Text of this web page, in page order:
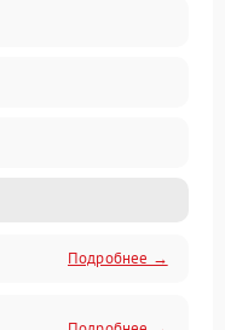
Подробнее →